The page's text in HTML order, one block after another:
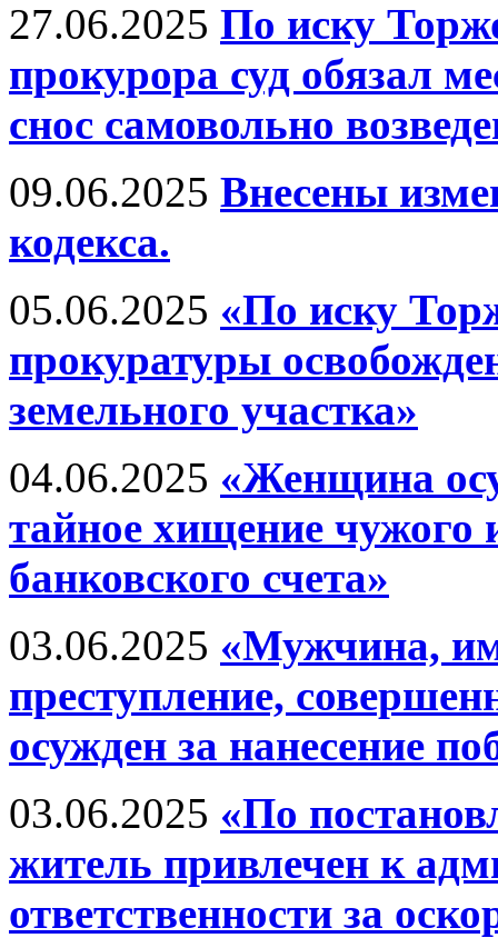
27.06.2025 По иску
прокурора суд обязал
снос самовольно
09.06.2025 Внесены
кодекса.
05.06.2025 «По иску
прокуратуры
земельного участка»
04.06.2025 «Женщина
тайное хищение чужого
банковского счета»
03.06.2025 «Мужчина,
преступление,
осужден за нанесение
03.06.2025 «По
житель привлечен к
ответственности за